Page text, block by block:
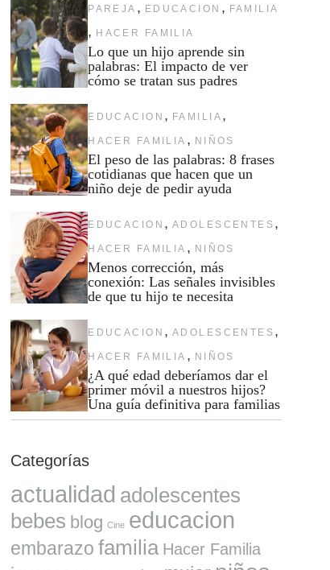
PAREJA , EDUCACION , FAMILIA
, HACER FAMILIA
Lo que un hijo aprende sin
palabras: El impacto de ver
cómo se tratan sus padres
EDUCACION , FAMILIA ,
HACER FAMILIA , NIÑOS
El peso de las palabras: 8 frases
cotidianas que hacen que un
niño deje de pedir ayuda
EDUCACION , ADOLESCENTES ,
HACER FAMILIA , NIÑOS
Menos corrección, más
conexión: Las señales invisibles
de que tu hijo te necesita
EDUCACION , ADOLESCENTES ,
HACER FAMILIA , NIÑOS
¿A qué edad deberíamos dar el
primer móvil a nuestros hijos?
Una guía definitiva para familias
Categorías
actualidad adolescentes
bebes blog Cine educacion
embarazo familia Hacer Familia